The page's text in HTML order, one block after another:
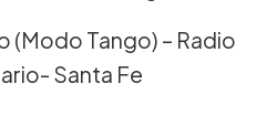
(Modo Tango) – Radio
Santa Fe